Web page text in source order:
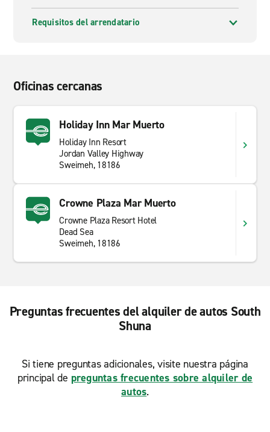
Requisitos del arrendatario
Oficinas cercanas
Holiday Inn Mar Muerto
Holiday Inn Resort
Jordan Valley Highway
Sweimeh, 18186
Crowne Plaza Mar Muerto
Crowne Plaza Resort Hotel
Dead Sea
Sweimeh, 18186
Preguntas frecuentes del alquiler de autos South
Shuna
Si tiene preguntas adicionales, visite nuestra página
principal de preguntas frecuentes sobre alquiler de
autos.